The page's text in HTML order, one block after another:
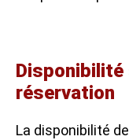
réservation
La disponibilité